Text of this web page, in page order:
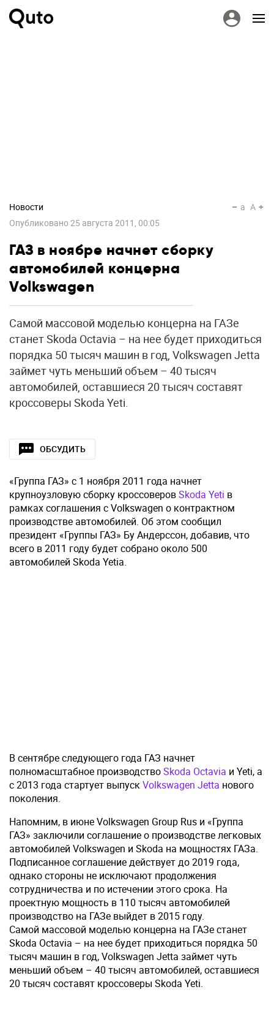
Новости
Опубликовано25 августа 2011, 00:05
a A
ГАЗ в ноябре начнет сборку
автомобилей концерна
Volkswagen
Самой массовой моделью концерна на ГАЗе
станет Skoda Octavia – на нее будет приходиться
порядка 50 тысяч машин в год, Volkswagen Jetta
займет чуть меньший объем – 40 тысяч
автомобилей, оставшиеся 20 тысяч составят
кроссоверы Skoda Yeti.
ОБСУДИТЬ
«Группа ГАЗ» с 1 ноября 2011 года начнет
крупноузловую сборку кроссоверовSkoda Yeti в
рамках соглашения c Volkswagen о контрактном
производстве автомобилей. Об этом сообщил
президент «Группы ГАЗ» Бу Андерссон, добавив, что
всего в 2011 году будет собрано около 500
автомобилей Skoda Yetiа.
В сентябре следующего года ГАЗ начнет
полномасштабное производствоSkoda Octavia и Yeti, а
с 2013 года стартует выпускVolkswagen Jetta нового
поколения.
Напомним, в июне Volkswagen Group Rus и «Группа
ГАЗ» заключили соглашение о производстве легковых
автомобилей Volkswagen и Skoda на мощностях ГАЗа.
Подписанное соглашение действует до 2019 года,
однако стороны не исключают продолжения
сотрудничества и по истечении этого срока. На
проектную мощность в 110 тысяч автомобилей
производство на ГАЗе выйдет в 2015 году.
Самой массовой моделью концерна на ГАЗе станет
Skoda Octavia – на нее будет приходиться порядка 50
тысяч машин в год, Volkswagen Jetta займет чуть
меньший объем – 40 тысяч автомобилей, оставшиеся
20 тысяч составят кроссоверы Skoda Yeti.